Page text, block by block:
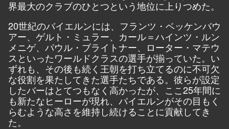
界最大のクラブのひとつという地位に上りつめた。
20世紀のバイエルンには、フランツ・ベッケンバウ
アー、ゲルト・ミュラー、カール＝ハインツ・ルン
メニゲ、パウル・ブライトナー、ローター・マテウ
スといったワールドクラスの選手が揃っていた。い
ずれも、その後も続く王朝を打ち立てるのに不可欠
な役割を果たしてきた選手たちである。彼らが設定
したバーはとてつもなく高かったが、ここ25年間に
も新たなヒーローが現れ、バイエルンがその目もく
らむような高さを維持し続けることに貢献してき
た。